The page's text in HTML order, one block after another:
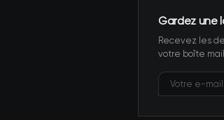
Gardez une
Recevez les
votre boîte